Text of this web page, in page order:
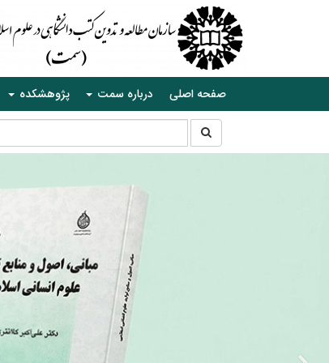
صفحه اصلی درباره سمت پژوهشکده
جستجو
در